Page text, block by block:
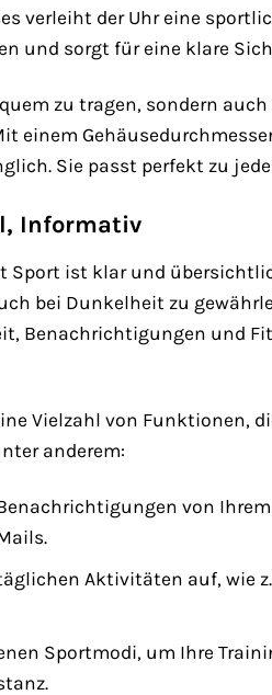
verleiht der Uhr eine
und sorgt für eine klare
zu tragen, sondern
einem
Sie passt perfekt zu
Informativ
Sport ist klar und
bei Dunkelheit zu
Benachrichtigungen und
Vielzahl von Funktionen,
anderem:
von
Aktivitäten auf, wie
Sportmodi, um Ihre